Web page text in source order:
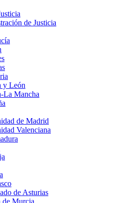
de Justicia
y León
La Mancha
de Madrid
Valenciana
de Asturias
de Murcia